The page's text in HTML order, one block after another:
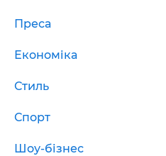
Преса
Економіка
Стиль
Спорт
Шоу-бізнес